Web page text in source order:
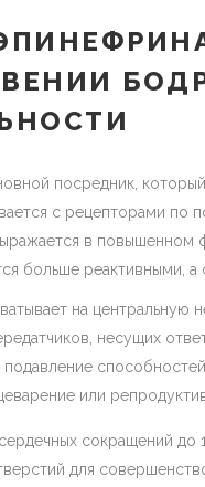
посредник,
с рецепторами по
в повышенном
больше реактивными, а
на центральную
несущих
или
сокращений
для